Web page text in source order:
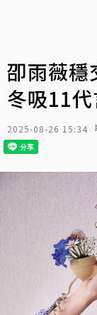
卲雨薇
冬吸11
2025-08-26 15:34